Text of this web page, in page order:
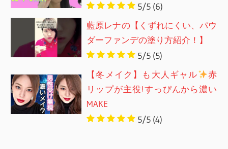
5/5 (6)
藍原レナの【くずれにくい、パウ
ダーファンデの塗り方紹介！】
5/5 (5)
【冬メイク】も大人ギャル
赤
リップが主役!すっぴんから濃い
MAKE
5/5 (4)